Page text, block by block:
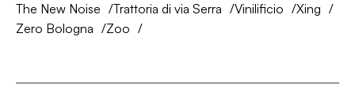
The New Noise
Trattoria di via Serra Vinilificio
Xing
Zero Bologna
Zoo